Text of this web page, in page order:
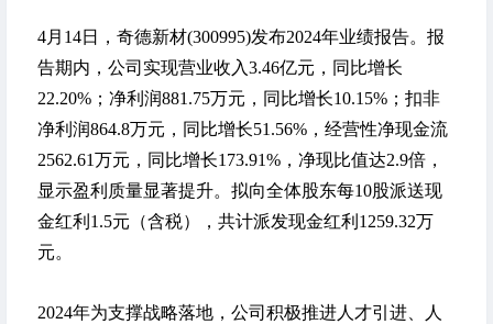
4月14日，奇德新材(300995)发布2024年业绩报告。报
告期内，公司实现营业收入3.46亿元，同比增长
22.20%；净利润881.75万元，同比增长10.15%；扣非
净利润864.8万元，同比增长51.56%，经营性净现金流
2562.61万元，同比增长173.91%，净现比值达2.9倍，
显示盈利质量显著提升。拟向全体股东每10股派送现
金红利1.5元（含税），共计派发现金红利1259.32万
元。
2024年为支撑战略落地，公司积极推进人才引进、人